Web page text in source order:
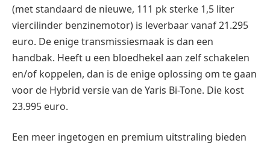
(met standaard de nieuwe, 111 pk sterke 1,5 liter
viercilinder benzinemotor) is leverbaar vanaf 21.295
euro. De enige transmissiesmaak is dan een
handbak. Heeft u een bloedhekel aan zelf schakelen
en/of koppelen, dan is de enige oplossing om te gaan
voor de Hybrid versie van de Yaris Bi-Tone. Die kost
23.995 euro.
Een meer ingetogen en premium uitstraling bieden